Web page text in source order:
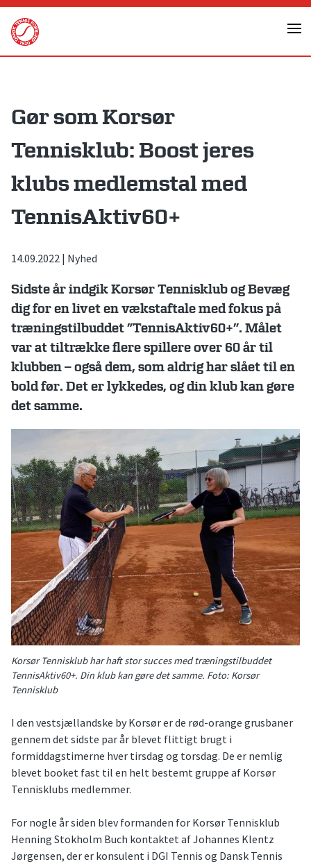
Skip
content
Gør som Korsør
Tennisklub: Boost jeres
klubs medlemstal med
TennisAktiv60+
14.09.2022 | Nyhed
Sidste år indgik Korsør Tennisklub og Bevæg
dig for en livet en vækstaftale med fokus på
træningstilbuddet ”TennisAktiv60+”. Målet
var at tiltrække flere spillere over 60 år til
klubben – også dem, som aldrig har slået til en
bold før. Det er lykkedes, og din klub kan gøre
det samme.
Korsør Tennisklub har haft stor succes med træningstilbuddet
TennisAktiv60+. Din klub kan gøre det samme. Foto: Korsør
Tennisklub
I den vestsjællandske by Korsør er de rød-orange grusbaner
gennem det sidste par år blevet flittigt brugt i
formiddagstimerne hver tirsdag og torsdag. De er nemlig
blevet booket fast til en helt bestemt gruppe af Korsør
Tennisklubs medlemmer.
For nogle år siden blev formanden for Korsør Tennisklub
Henning Stokholm Buch kontaktet af Johannes Klentz
Jørgensen, der er konsulent i DGI Tennis og Dansk Tennis